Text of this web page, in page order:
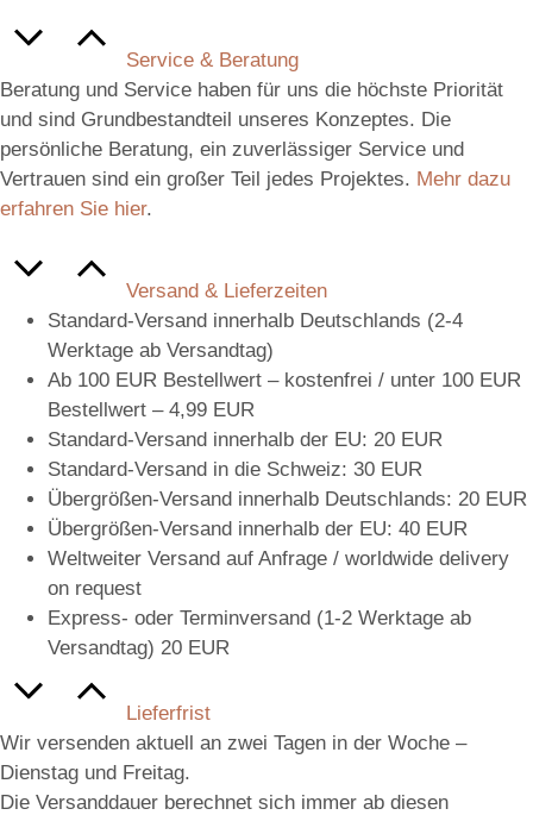
Service & Beratung
Beratung und Service haben für uns die höchste Priorität
und sind Grundbestandteil unseres Konzeptes. Die
persönliche Beratung, ein zuverlässiger Service und
Vertrauen sind ein großer Teil jedes Projektes. Mehr dazu
erfahren Sie hier.
Versand & Lieferzeiten
Standard-Versand innerhalb Deutschlands (2-4
Werktage ab Versandtag)
Ab 100 EUR Bestellwert – kostenfrei / unter 100 EUR
Bestellwert – 4,99 EUR
Standard-Versand innerhalb der EU: 20 EUR
Standard-Versand in die Schweiz: 30 EUR
Übergrößen-Versand innerhalb Deutschlands: 20 EUR
Übergrößen-Versand innerhalb der EU: 40 EUR
Weltweiter Versand auf Anfrage / worldwide delivery
on request
Express- oder Terminversand (1-2 Werktage ab
Versandtag) 20 EUR
Lieferfrist
Wir versenden aktuell an zwei Tagen in der Woche –
Dienstag und Freitag.
Die Versanddauer berechnet sich immer ab diesen